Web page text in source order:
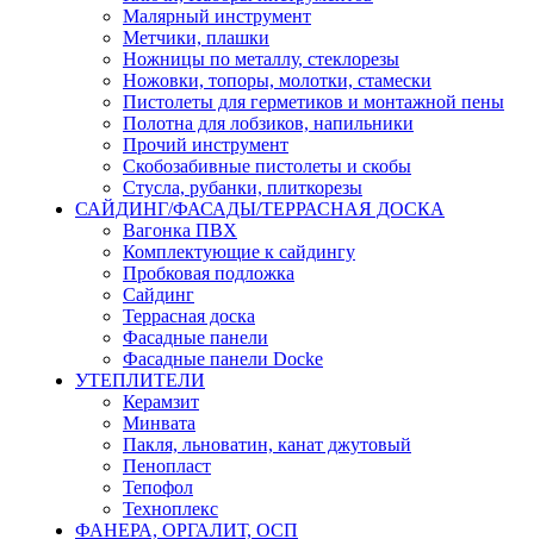
Малярный инструмент
Метчики, плашки
Ножницы по металлу, стеклорезы
Ножовки, топоры, молотки, стамески
Пистолеты для герметиков и монтажной пены
Полотна для лобзиков, напильники
Прочий инструмент
Скобозабивные пистолеты и скобы
Стусла, рубанки, плиткорезы
САЙДИНГ/ФАСАДЫ/ТЕРРАСНАЯ ДОСКА
Вагонка ПВХ
Комплектующие к сайдингу
Пробковая подложка
Сайдинг
Террасная доска
Фасадные панели
Фасадные панели Docke
УТЕПЛИТЕЛИ
Керамзит
Минвата
Пакля, льноватин, канат джутовый
Пенопласт
Тепофол
Техноплекс
ФАНЕРА, ОРГАЛИТ, ОСП